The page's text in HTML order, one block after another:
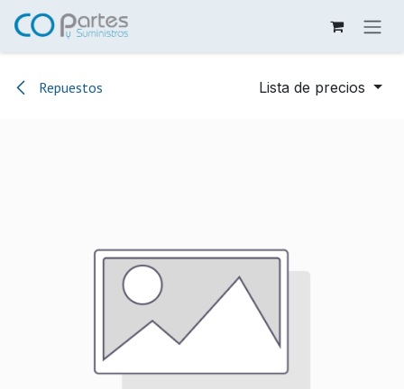
Ir al contenido
Repuestos Lista de precios